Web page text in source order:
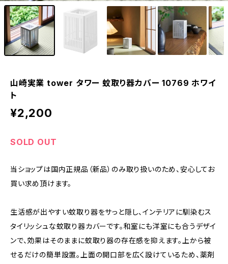
山崎実業 tower タワー 蚊取り器カバー 10769 ホワイ
ト
¥2,200
SOLD OUT
当ショップは国内正規品（新品）のみ取り扱いのため、安心してお
買い求め頂けます。
生活感が出やすい蚊取り器をサっと隠し、インテリアに馴染むス
タイリッシュな蚊取り器カバーです。和室にも洋室にも合うデザイ
ンで、効果はそのままに蚊取り器の存在感を抑えます。上から被
せるだけの簡単設置。上面の開口部を広く設けているため、薬剤